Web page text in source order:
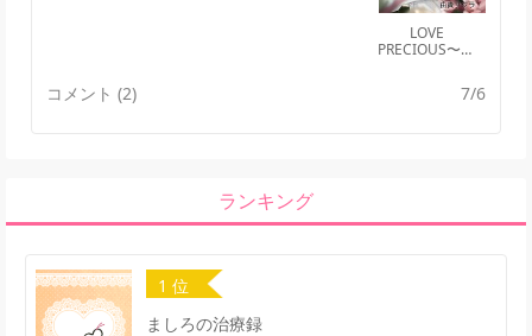
LOVE
PRECIOUS〜ラ
コメント (2) 7/6
ランキング
1 位
ましろの治療録